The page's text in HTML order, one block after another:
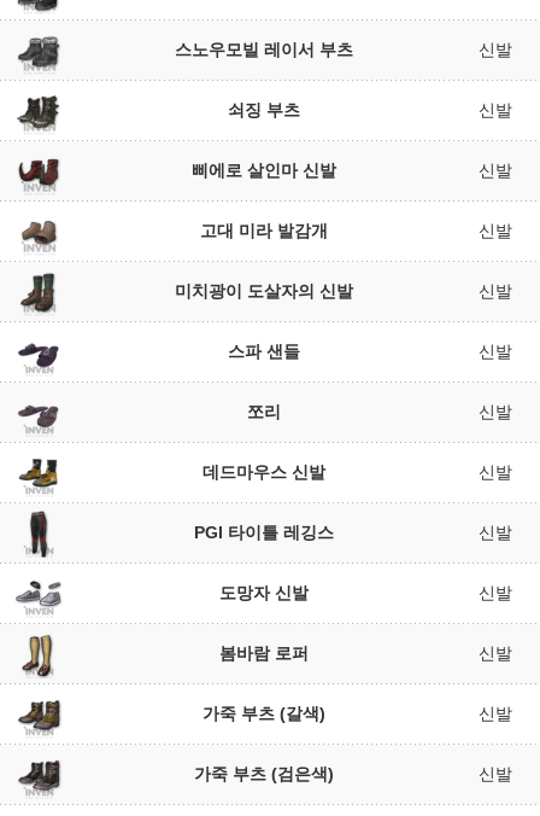
스노우모빌 레이서 부츠 신발
쇠징 부츠 신발
삐에로 살인마 신발 신발
고대 미라 발감개 신발
미치광이 도살자의 신발 신발
스파 샌들 신발
쪼리 신발
데드마우스 신발 신발
PGI 타이틀 레깅스 신발
도망자 신발 신발
봄바람 로퍼 신발
가죽 부츠 (갈색) 신발
가죽 부츠 (검은색) 신발